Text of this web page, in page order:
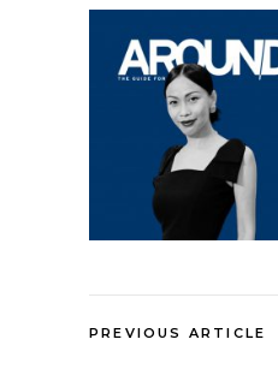
PREVIOUS ARTICLE